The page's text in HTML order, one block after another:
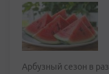
Арбузный сезон в